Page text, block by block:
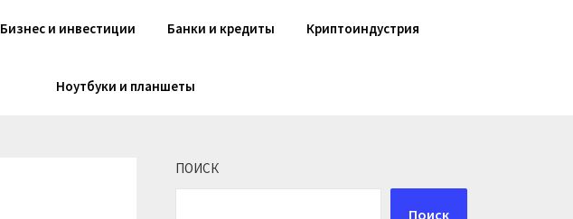
Бизнес и инвестиции Банки и кредиты Криптоиндустрия
Ноутбуки и планшеты
ПОИСК
Поиск